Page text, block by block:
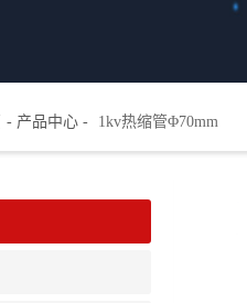
- 产品中心 - 1kv热缩管Φ70mm